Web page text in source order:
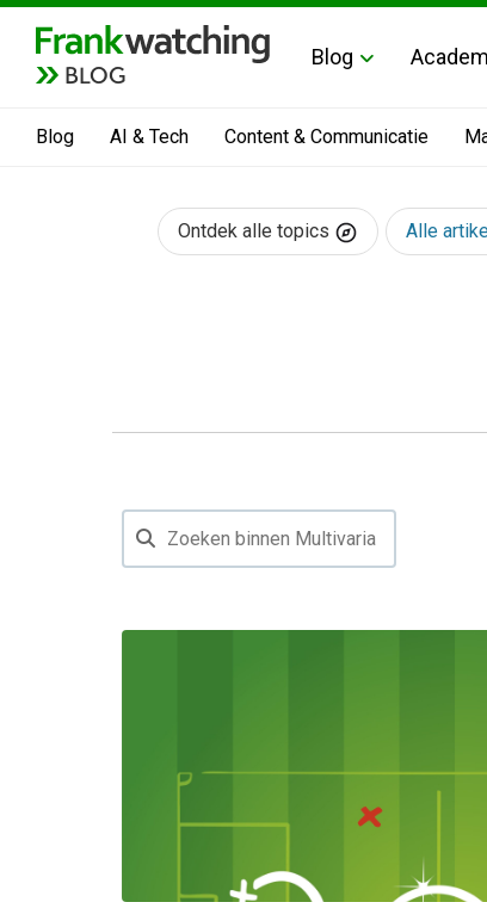
BLOG
Blog
Blog AI & Tech Content & Communicatie
Ontdek alle topics Alle